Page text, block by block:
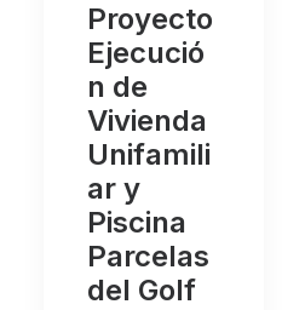
Proyecto
Ejecució
n de
Vivienda
Unifamili
ar y
Piscina
Parcelas
del Golf